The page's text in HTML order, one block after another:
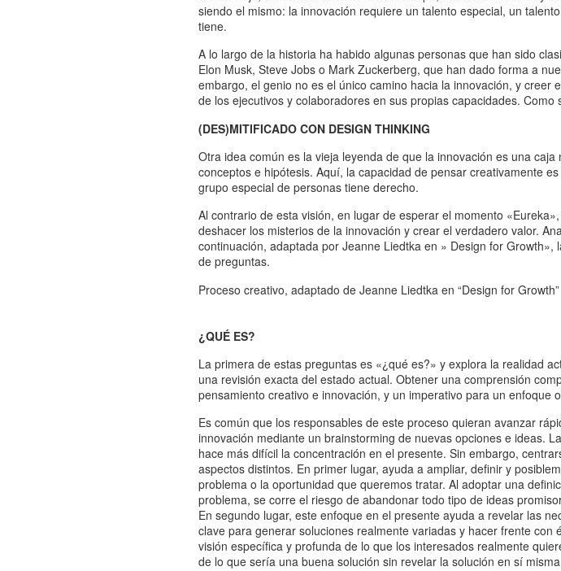
siendo el mismo: la innovación requiere un talento especial, un
tiene.
A lo largo de la historia ha habido algunas personas que han sido
Elon Musk, Steve Jobs o Mark Zuckerberg, que han dado forma a
embargo, el genio no es el único camino hacia la innovación, y creer
de los ejecutivos y colaboradores en sus propias capacidades.
(DES)MITIFICADO CON DESIGN THINKING
Otra idea común es la vieja leyenda de que la innovación es una
conceptos e hipótesis. Aquí, la capacidad de pensar creativamente
grupo especial de personas tiene derecho.
Al contrario de esta visión, en lugar de esperar el momento
deshacer los misterios de la innovación y crear el verdadero valor.
continuación, adaptada por Jeanne Liedtka en » Design for
de preguntas.
Proceso creativo, adaptado de Jeanne Liedtka en “Design for Growth”
¿QUÉ ES?
La primera de estas preguntas es «¿qué es?» y explora la realidad
una revisión exacta del estado actual. Obtener una comprensión
pensamiento creativo e innovación, y un imperativo para un enfoque
Es común que los responsables de este proceso quieran avanzar
innovación mediante un brainstorming de nuevas opciones e ideas.
hace más difícil la concentración en el presente. Sin embargo,
aspectos distintos. En primer lugar, ayuda a ampliar, definir y
problema o la oportunidad que queremos tratar. Al adoptar una
problema, se corre el riesgo de abandonar todo tipo de ideas
En segundo lugar, este enfoque en el presente ayuda a revelar las
clave para generar soluciones realmente variadas y hacer frente con
visión específica y profunda de lo que los interesados realmente
de lo que sería una buena solución sin revelar la solución en sí